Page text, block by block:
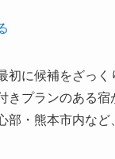
に候補をざっく
プランのある
・熊本市内な